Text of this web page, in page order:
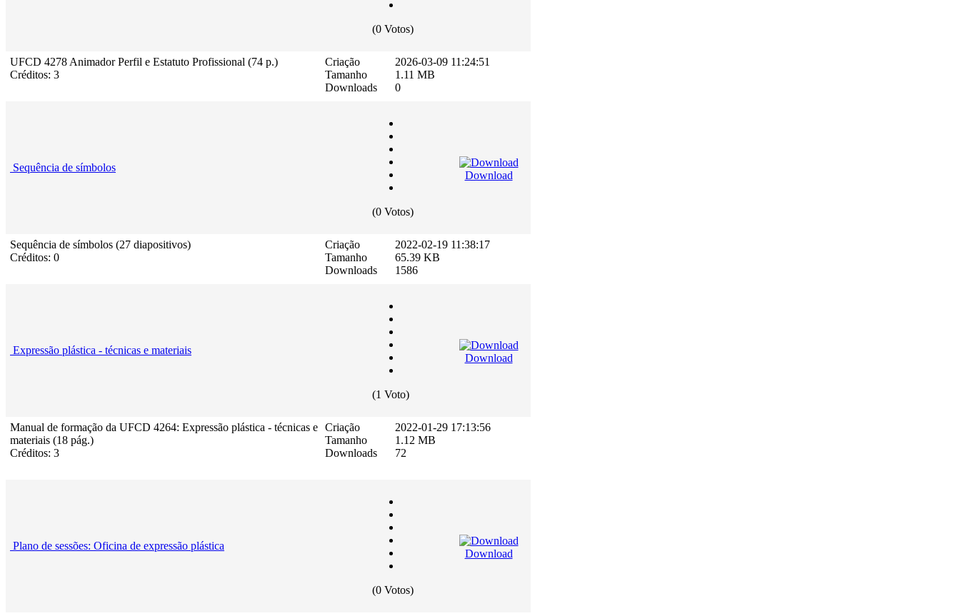
(0 Votos)
UFCD 4278 Animador Perfil e Estatuto Profissional (74 p.)
Créditos: 3
Criação
Tamanho
Downloads
2026-03-09 11:24:51
1.11 MB
0
Sequência de símbolos
(0 Votos)
Download
Sequência de símbolos (27 diapositivos)
Créditos: 0
Criação
Tamanho
Downloads
2022-02-19 11:38:17
65.39 KB
1586
Expressão plástica - técnicas e materiais
(1 Voto)
Download
Manual de formação da UFCD 4264: Expressão plástica - técnicas e
materiais (18 pág.)
Créditos: 3
Criação
Tamanho
Downloads
2022-01-29 17:13:56
1.12 MB
72
Plano de sessões: Oficina de expressão plástica
(0 Votos)
Download